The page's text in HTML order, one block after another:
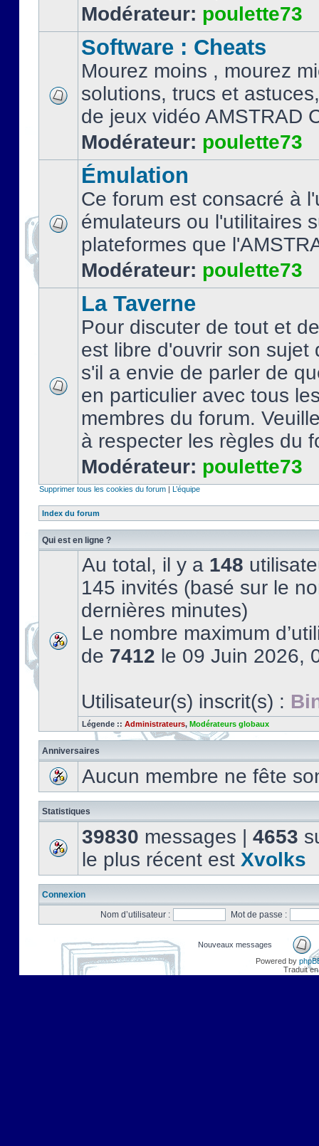
Modérateur: poulette73
Software : Cheats
Mourez moins , mourez
solutions, trucs et
de jeux vidéo AMSTRAD
Modérateur: poulette73
Émulation
Ce forum est consacré à
émulateurs ou l'utilitaires
plateformes que
Modérateur: poulette73
La Taverne
Pour discuter de tout et
est libre d'ouvrir son sujet
s'il a envie de parler de
en particulier avec tous
membres du forum.
à respecter les règles du
Modérateur: poulette73
Supprimer tous les cookies du forum | L’équipe
Index du forum
Qui est en ligne ?
Au total, il y a 148
145 invités (basé sur le
dernières minutes)
Le nombre maximum
de 7412 le 09 Juin 2026,
Utilisateur(s) inscrit(s) :
Légende :: Administrateurs, Modérateurs globaux
Anniversaires
Aucun membre ne fête
Statistiques
39830 messages | 4653
le plus récent est Xvolks
Connexion
Nom d’utilisateur :
Mot de passe :
Nouveaux messages
Powered by
Traduit